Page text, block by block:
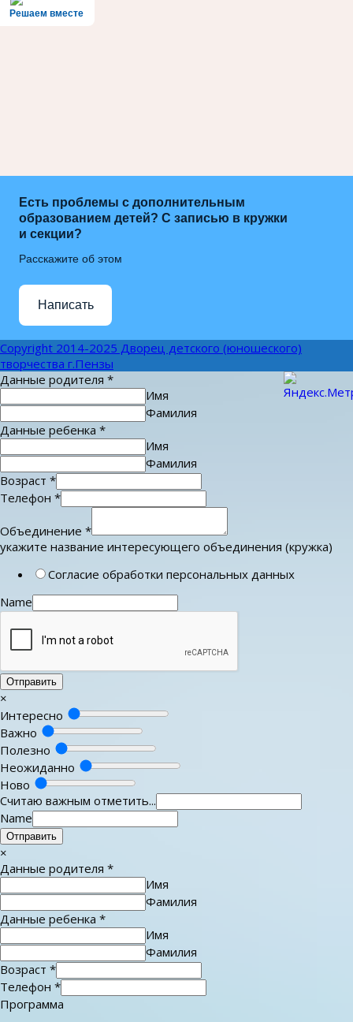
Решаем вместе
Есть проблемы с дополнительным
образованием детей? С записью в кружки
и секции?
Расскажите об этом
Написать
Copyright 2014-2025 Дворец детского (юношеского)
творчества г.Пензы
Данные родителя *
Имя
Фамилия
Данные ребенка *
Имя
Фамилия
Возраст *
Телефон *
Объединение *
укажите название интересующего объединения (кружка)
Согласие обработки персональных данных
Name
Отправить
×
Интересно
Важно
Полезно
Неожиданно
Ново
Считаю важным отметить...
Name
Отправить
×
Данные родителя *
Имя
Фамилия
Данные ребенка *
Имя
Фамилия
Возраст *
Телефон *
Программа